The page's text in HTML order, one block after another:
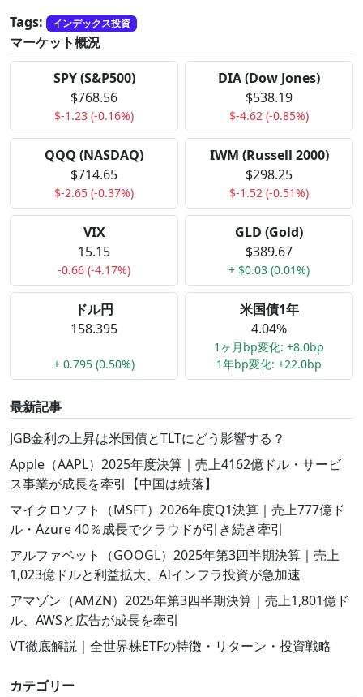
Tags: インデックス投資
マーケット概況
SPY (S&P500)
$768.56
$-1.23 (-0.16%)
DIA (Dow Jones)
$538.19
$-4.62 (-0.85%)
QQQ (NASDAQ)
$714.65
$-2.65 (-0.37%)
IWM (Russell 2000)
$298.25
$-1.52 (-0.51%)
VIX
15.15
-0.66 (-4.17%)
GLD (Gold)
$389.67
+ $0.03 (0.01%)
ドル円
158.395
+ 0.795 (0.50%)
米国債1年
4.04%
1ヶ月bp変化: +8.0bp
1年bp変化: +22.0bp
最新記事
JGB金利の上昇は米国債とTLTにどう影響する？
Apple（AAPL）2025年度決算｜売上4162億ドル・サービ
ス事業が成長を牽引【中国は続落】
マイクロソフト（MSFT）2026年度Q1決算｜売上777億ド
ル・Azure 40％成長でクラウドが引き続き牽引
アルファベット（GOOGL）2025年第3四半期決算｜売上
1,023億ドルと利益拡大、AIインフラ投資が急加速
アマゾン（AMZN）2025年第3四半期決算｜売上1,801億ド
ル、AWSと広告が成長を牽引
VT徹底解説｜全世界株ETFの特徴・リターン・投資戦略
カテゴリー